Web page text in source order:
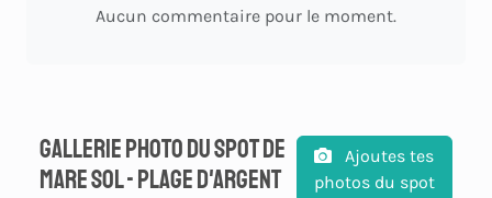
Aucun commentaire pour le moment.
Gallerie photo du spot de
Mare Sol - Plage d'Argent
Ajoutes tes
photos du spot